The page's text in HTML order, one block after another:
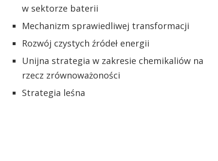
w sektorze baterii
Mechanizm sprawiedliwej transformacji
Rozwój czystych źródeł energii
Unijna strategia w zakresie chemikaliów na
rzecz zrównoważoności
Strategia leśna